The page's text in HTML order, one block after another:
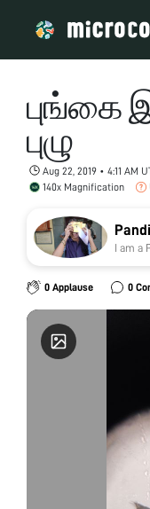
புங்கை
புழு
Aug 22, 2019 • 4:11 AM
140x Magnification
I am a
0 Applause 0